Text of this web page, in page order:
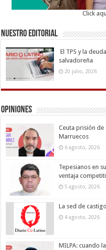
Click
Nuestro Editorial
El TPS y la
salvadoreña
20 julio, 2026
Opiniones
Ceuta prisión
Marruecos
6 agosto, 2026
Tepesianos en
ventaja
5 agosto, 2026
La sed de
4 agosto, 2026
MILPA: cuando